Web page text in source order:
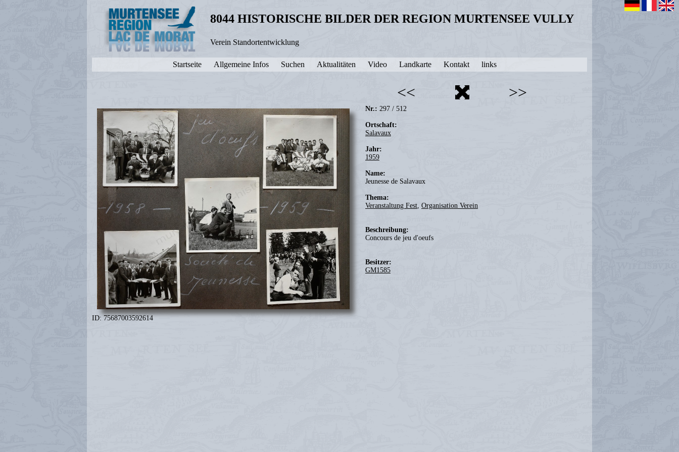
8044 HISTORISCHE BILDER DER REGION MURTENSEE VULLY
Verein Standortentwicklung
Startseite Allgemeine Infos Suchen Aktualitäten Video Landkarte Kontakt links
<< >>
Nr.: 297 / 512
Ortschaft:
Salavaux
Jahr:
1959
Name:
Jeunesse de Salavaux
Thema:
Veranstaltung Fest, Organisation Verein
Beschreibung:
Concours de jeu d'oeufs
Besitzer:
GM1585
ID: 75687003592614